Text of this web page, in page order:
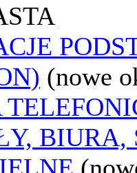
(nowe
BIURA,